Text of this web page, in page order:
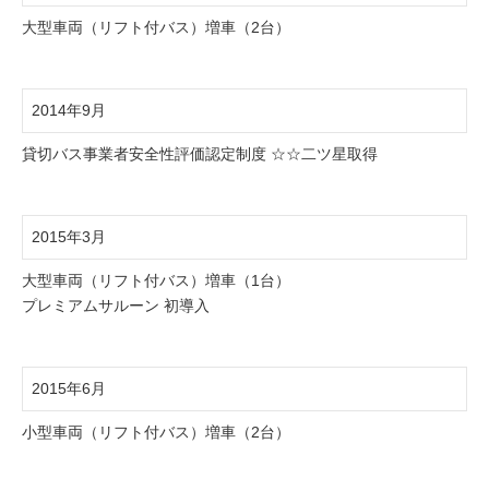
大型車両（リフト付バス）増車（2台）
2014年9月
貸切バス事業者安全性評価認定制度 ☆☆二ツ星取得
2015年3月
大型車両（リフト付バス）増車（1台）
プレミアムサルーン 初導入
2015年6月
小型車両（リフト付バス）増車（2台）